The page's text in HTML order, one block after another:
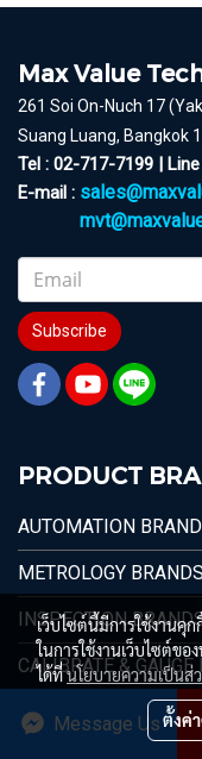
Message Us
Max Value
261 Soi On-Nuch 17
Suang Luang, Bangkok
Tel : 02-717-7199 | Line
E-mail :
Subscribe
PRODUCT
AUTOMATION BRAND
METROLOGY BRANDS
INSPECTION
CALIBRATE & GAUGE
เว็บไซต์นี้มีการใช้งาน
ในการใช้งานเว็บไซต์ข
ได้ที่นโยบายความเป็นส่
ตั้งค่